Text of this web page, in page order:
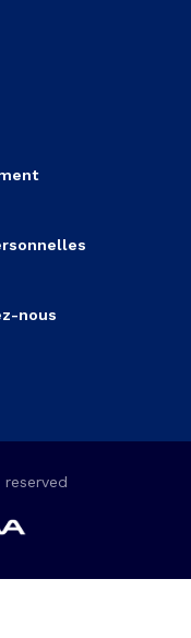
nous